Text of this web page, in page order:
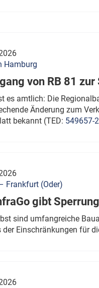
Hamburg
von RB 81
es amtlich: Die
Änderung zum
bekannt (TED: 549657-
Frankfurt (Oder)
gibt
sind umfangreiche
der Einschränkungen für